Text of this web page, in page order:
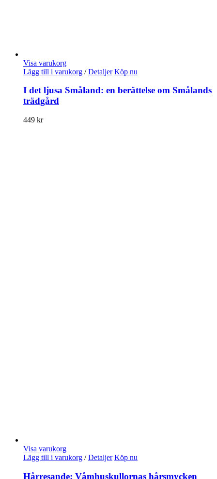
Visa varukorg
Lägg till i varukorg / Detaljer Köp nu
I det ljusa Småland: en berättelse om Smålands
trädgård
449 kr
Visa varukorg
Lägg till i varukorg / Detaljer Köp nu
Hårresande: Våmhuskullornas hårsmycken